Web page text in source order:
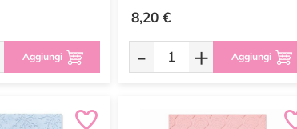
Aggiungi
8,20 €
- + Aggiungi